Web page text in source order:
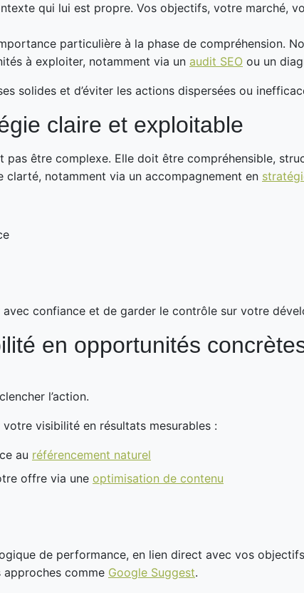
qui lui est propre. Vos objectifs, votre marché,
particulière à la phase de compréhension.
à exploiter, notamment via un audit SEO ou un
solides et d’éviter les actions dispersées ou
claire et exploitable
être complexe. Elle doit être compréhensible,
notamment via un accompagnement en
avec confiance et de garder le contrôle sur votre
en opportunités
l’action.
visibilité en résultats mesurables :
au référencement naturel
offre via une optimisation de contenu
de performance, en lien direct avec vos
comme Google Suggest.